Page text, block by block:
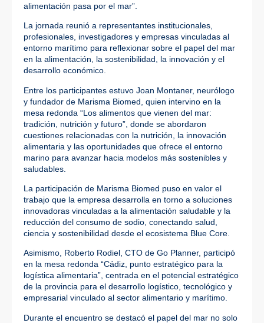
alimentación pasa por el mar”.
La jornada reunió a representantes institucionales,
profesionales, investigadores y empresas vinculadas al
entorno marítimo para reflexionar sobre el papel del mar
en la alimentación, la sostenibilidad, la innovación y el
desarrollo económico.
Entre los participantes estuvo Joan Montaner, neurólogo
y fundador de Marisma Biomed, quien intervino en la
mesa redonda “Los alimentos que vienen del mar:
tradición, nutrición y futuro”, donde se abordaron
cuestiones relacionadas con la nutrición, la innovación
alimentaria y las oportunidades que ofrece el entorno
marino para avanzar hacia modelos más sostenibles y
saludables.
La participación de Marisma Biomed puso en valor el
trabajo que la empresa desarrolla en torno a soluciones
innovadoras vinculadas a la alimentación saludable y la
reducción del consumo de sodio, conectando salud,
ciencia y sostenibilidad desde el ecosistema Blue Core.
Asimismo, Roberto Rodiel, CTO de Go Planner, participó
en la mesa redonda “Cádiz, punto estratégico para la
logística alimentaria”, centrada en el potencial estratégico
de la provincia para el desarrollo logístico, tecnológico y
empresarial vinculado al sector alimentario y marítimo.
Durante el encuentro se destacó el papel del mar no solo